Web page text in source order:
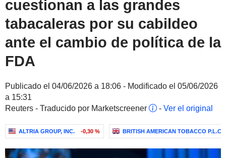
cuestionan a las grandes
tabacaleras por su cabildeo
ante el cambio de política de la
FDA
Publicado el 04/06/2026 a 18:06 - Modificado el 05/06/2026
a 15:31
Reuters - Traducido por Marketscreener
- Ver el original
ALTRIA GROUP, INC. -0,30 % BRITISH AMERICAN TOBACCO P.L.C.